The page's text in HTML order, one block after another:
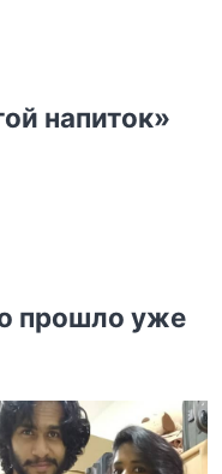
напиток»
прошло уже